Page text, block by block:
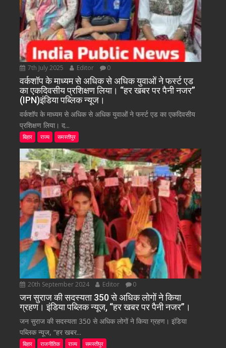
7th July 2025 Editor 0
वर्कशॉप के माध्यम से अधिक से अधिक युवाओं ने फर्स्ट एड
का एकदिवसीय प्रशिक्षण लिया। “हर खबर पर पैनी नजर”
(IPN)इंडिया पब्लिक न्यूज।
वर्कशॉप के माध्यम से अधिक से अधिक युवाओं ने फर्स्ट एड का एकदिवसीय
प्रशिक्षण लिया। द...
बिहार राज्य समस्तीपुर
20th September 2024 Editor 0
जन सुराज की सदस्यता 350 से अधिक लोगों ने किया
ग्रहण। इंडिया पब्लिक न्यूज, “हर खबर पर पैनी नजर”।
जन सुराज की सदस्यता 350 से अधिक लोगों ने किया ग्रहण। इंडिया
पब्लिक न्यूज, “हर खबर...
बिहार राजनीतिक राज्य समस्तीपुर